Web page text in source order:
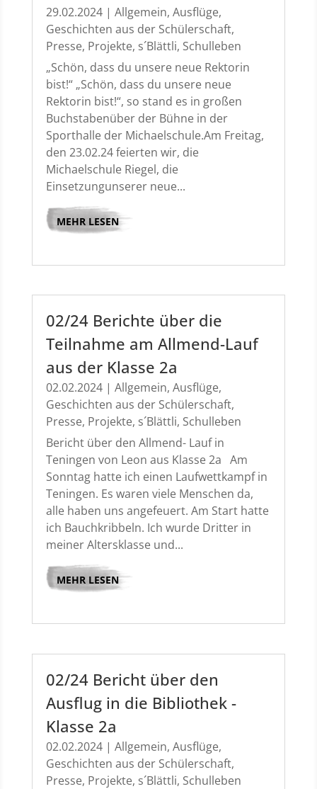
29.02.2024| Allgemein, Ausflüge,
Geschichten aus der Schülerschaft,
Presse, Projekte, s´Blättli, Schulleben
„Schön, dass du unsere neue Rektorin
bist!“ „Schön, dass du unsere neue
Rektorin bist!“, so stand es in großen
Buchstabenüber der Bühne in der
Sporthalle der Michaelschule.Am Freitag,
den 23.02.24 feierten wir, die
Michaelschule Riegel, die
Einsetzungunserer neue...
MEHR LESEN
02/24 Berichte über die
Teilnahme am Allmend-Lauf
aus der Klasse 2a
02.02.2024| Allgemein, Ausflüge,
Geschichten aus der Schülerschaft,
Presse, Projekte, s´Blättli, Schulleben
Bericht über den Allmend- Lauf in
Teningen von Leon aus Klasse 2a Am
Sonntag hatte ich einen Laufwettkampf in
Teningen. Es waren viele Menschen da,
alle haben uns angefeuert. Am Start hatte
ich Bauchkribbeln. Ich wurde Dritter in
meiner Altersklasse und...
MEHR LESEN
02/24 Bericht über den
Ausflug in die Bibliothek -
Klasse 2a
02.02.2024| Allgemein, Ausflüge,
Geschichten aus der Schülerschaft,
Presse, Projekte, s´Blättli, Schulleben